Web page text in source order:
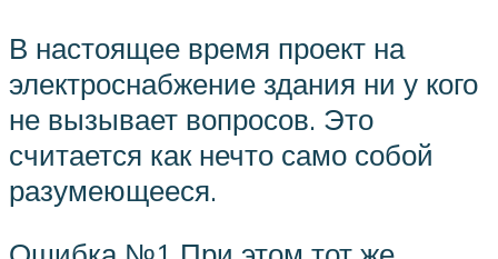
В настоящее время проект на
электроснабжение здания ни у кого
не вызывает вопросов. Это
считается как нечто само собой
разумеющееся.